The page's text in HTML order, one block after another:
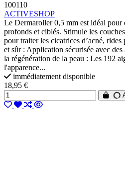
100110
ACTIVESHOP
Le Dermaroller 0,5 mm est idéal pour
profonds et ciblés. Stimule les
pour traiter les cicatrices d’acné,
et sûr : Application sécurisée avec
la régénération de la peau : Les 192
l'apparence...
immédiatement disponible
18,95 €